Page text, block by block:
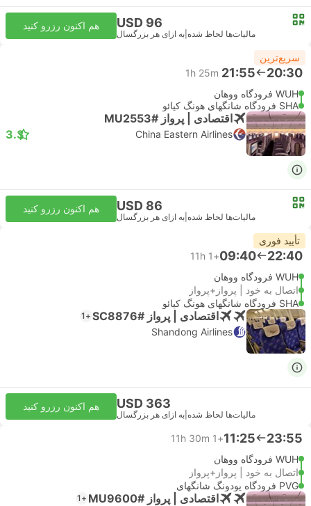
USD 96
مالیات‌ها لحاظ شده به ازای هر بزرگسال
هم اکنون رزرو کنید
سریع‌ترین
20:30
21:55
1h 25m
WUH فرودگاه ووهان
SHA فرودگاه شانگهای هونگ کیائو
اقتصادی | پرواز #MU2553
China Eastern Airlines
3.3
USD 86
مالیات‌ها لحاظ شده به ازای هر بزرگسال
هم اکنون رزرو کنید
تأیید فوری
22:40
09:40
+1
11h
WUH فرودگاه ووهان
اتصال به خود | پرواز+پرواز
SHA فرودگاه شانگهای هونگ کیائو
اقتصادی | پرواز #SC8876 +1
Shandong Airlines
USD 363
مالیات‌ها لحاظ شده به ازای هر بزرگسال
هم اکنون رزرو کنید
23:55
11:25
+1
11h 30m
WUH فرودگاه ووهان
اتصال به خود | پرواز+پرواز
PVG فرودگاه پودونگ شانگهای
اقتصادی | پرواز #MU9600 +1